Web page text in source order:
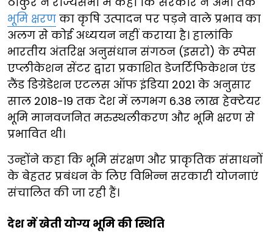
भूमि क्षरण का कृषि उत्पादन पर पड़ने वाले प्रभाव का
अलग से कोई अध्ययन नहीं कराया है। हालांकि
भारतीय अंतरिक्ष अनुसंधान संगठन (इसरो) के स्पेस
एप्लीकेशन सेंटर द्वारा प्रकाशित डेजर्टिफिकेशन एंड
लैंड डिग्रेडेशन एटलस ऑफ इंडिया 2021 के अनुसार
साल 2018-19 तक देश में लगभग 6.38 लाख हेक्टेयर
भूमि मानवजनित मरुस्थलीकरण और भूमि क्षरण से
प्रभावित थी।
उन्होंने कहा कि भूमि संरक्षण और प्राकृतिक संसाधनों
के बेहतर प्रबंधन के लिए विभिन्न सरकारी योजनाएं
संचालित की जा रही हैं।
देश में खेती योग्य भूमि की स्थिति